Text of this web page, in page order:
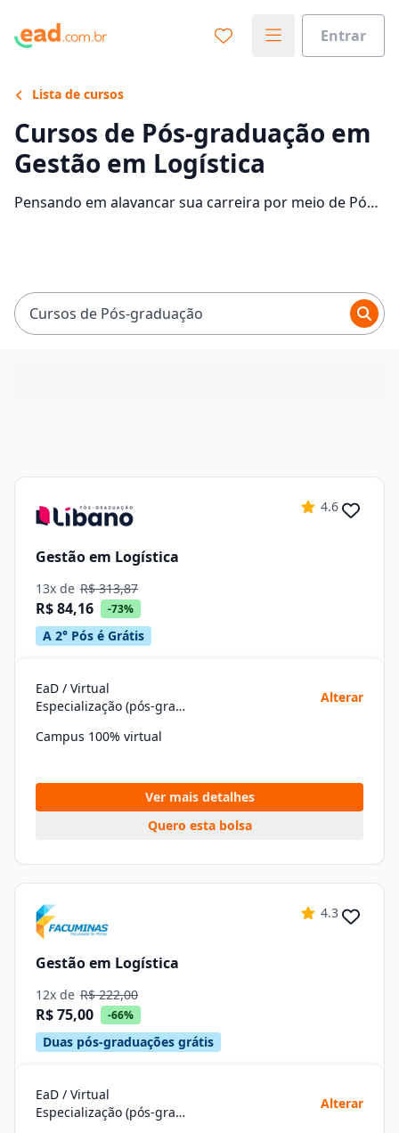
Entrar
Lista de cursos
Cursos de Pós-graduação em
Gestão em Logística
Pensando em alavancar sua carreira por meio de Pós-
Cursos de Pós-graduação
4.6
Gestão em Logística
13x de R$ 313,87
R$ 84,16 -73%
A 2° Pós é Grátis
EaD / Virtual
Especialização (pós-graduação)
Alterar
Campus 100% virtual
Ver mais detalhes
Quero esta bolsa
4.3
Gestão em Logística
12x de R$ 222,00
R$ 75,00 -66%
Duas pós-graduações grátis
EaD / Virtual
Especialização (pós-graduação)
Alterar